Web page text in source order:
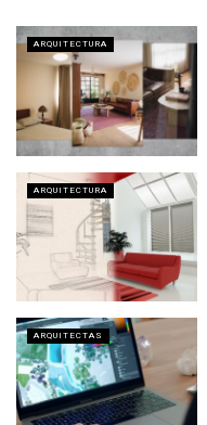
ARQUITECTURA
ARQUITECTURA
ARQUITECTAS